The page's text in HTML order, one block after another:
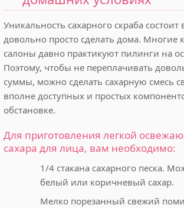
Уникальность сахарного скраба состоит
довольно просто сделать дома. Многие
салоны давно практикуют пилинги на
Поэтому, чтобы не переплачивать
суммы, можно сделать сахарную смесь
вполне доступных и простых
обстановке.
Для приготовления легкой
сахара для лица, вам необходимо:
1/4 стакана сахарного песка.
белый или коричневый сахар.
Мелко порезанный свежий